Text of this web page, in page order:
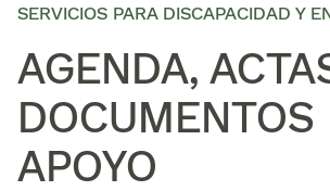
navegación​​
SERVICIOS PARA DISCAPACIDAD Y
AGENDA,
DOCUMENTOS
APOYO​​